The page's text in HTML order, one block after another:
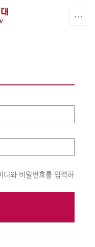
디와 비밀번호를 입력하